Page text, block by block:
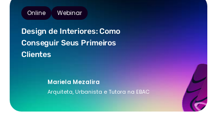
Online Webinar
Design de Interiores: Como
Conseguir Seus Primeiros
Clientes
Mariela Mezalira
Arquiteta, Urbanista e Tutora na EBAC